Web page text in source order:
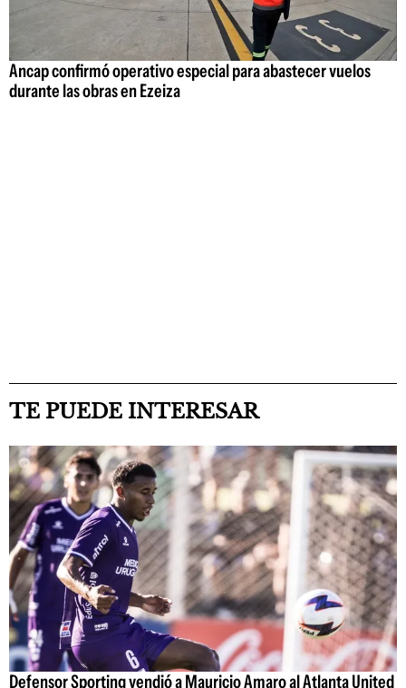
Ancap confirmó operativo especial para abastecer vuelos
durante las obras en Ezeiza
TE PUEDE INTERESAR
Defensor Sporting vendió a Mauricio Amaro al Atlanta United